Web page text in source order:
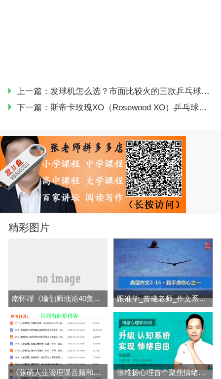
上一篇： 发球机怎么选？市面比较火的三款乒乓球发球机横评
下一篇： 斯帝卡玫瑰XO（Rosewood XO）乒乓球拍使用简评
精彩图片
南怀瑾《瑜伽师地论40集》等音频全集百度网盘下载 跟谁学_曾曦老师_作文系列和五大阅读力系列合集教学视频
《张萌人生管理课音频和电子书全集百度云百度网盘下载》 张维扬心理首个聚焦情绪的心理学大课全集百度网盘百度云下载